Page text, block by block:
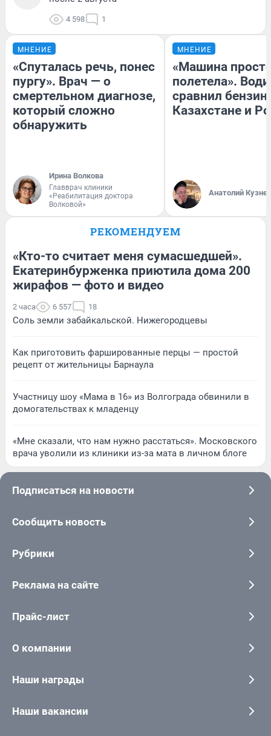
4 598 1
МНЕНИЕ
«Спуталась речь, понес
пургу». Врач — о
смертельном диагнозе,
который сложно
обнаружить
Ирина Волкова
Главврач клиники
«Реабилитация доктора
Волковой»
МНЕНИЕ
«Машина
полетела».
сравнил бензин
Казахстане и
Анатолий
РЕКОМЕНДУЕМ
«Кто-то считает меня сумасшедшей».
Екатеринбурженка приютила дома 200
жирафов — фото и видео
2 часа 6 557 18
Соль земли забайкальской. Нижегородцевы
Как приготовить фаршированные перцы — простой
рецепт от жительницы Барнаула
Участницу шоу «Мама в 16» из Волгограда обвинили в
домогательствах к младенцу
«Мне сказали, что нам нужно расстаться». Московского
врача уволили из клиники из-за мата в личном блоге
Подписаться на новости
Сообщить новость
Рубрики
Реклама на сайте
Прайс-лист
О компании
Наши награды
Наши вакансии